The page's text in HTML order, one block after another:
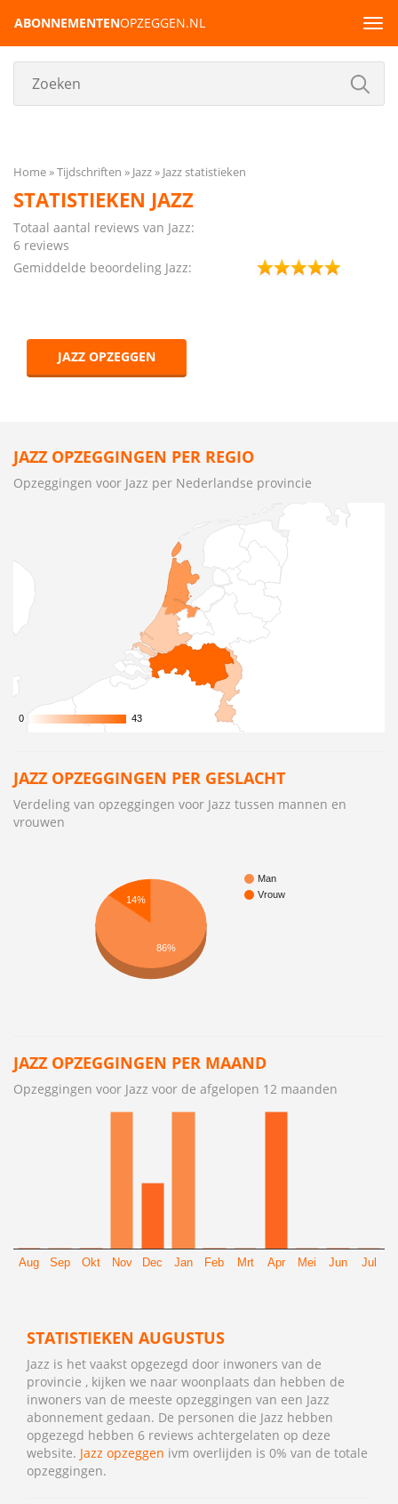
ABONNEMENTENOPZEGGEN.NL
Home Tijdschriften Jazz Jazz statistieken
STATISTIEKEN JAZZ
Totaal aantal reviews van Jazz:
6 reviews
Gemiddelde beoordeling Jazz:
JAZZ OPZEGGEN
JAZZ OPZEGGINGEN PER REGIO
Opzeggingen voor Jazz per Nederlandse provincie
0
0 43
43
JAZZ OPZEGGINGEN PER GESLACHT
Verdeling van opzeggingen voor Jazz tussen mannen en
vrouwen
Man
Vrouw
14%
86%
JAZZ OPZEGGINGEN PER MAAND
Opzeggingen voor Jazz voor de afgelopen 12 maanden
Aug Sep Okt Nov Dec Jan Feb Mrt Apr Mei Jun Jul
STATISTIEKEN AUGUSTUS
Jazz is het vaakst opgezegd door inwoners van de
provincie , kijken we naar woonplaats dan hebben de
inwoners van de meeste opzeggingen van een Jazz
abonnement gedaan. De personen die Jazz hebben
opgezegd hebben 6 reviews achtergelaten op deze
website. Jazz opzeggen ivm overlijden is 0% van de totale
opzeggingen.